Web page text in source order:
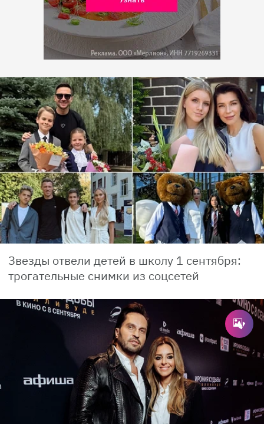
Звезды отвели детей в школу 1 сентября:
трогательные снимки из соцсетей